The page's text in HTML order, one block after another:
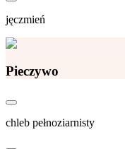
jęczmień
Pieczywo
chleb pełnoziarnisty